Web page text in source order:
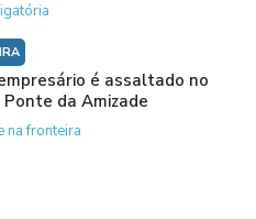
é assaltado no
da Amizade
na fronteira